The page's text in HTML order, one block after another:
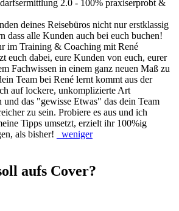
2.0 - 100% praxiserprobt &
deines Reisebüros nicht nur erstklassig
dass alle Kunden auch bei euch buchen!
im Training & Coaching mit René
euch dabei, eure Kunden von euch, eurer
Fachwissen in einem ganz neuen Maß zu
Team bei René lernt kommt aus der
auf lockere, unkomplizierte Art
und das "gewisse Etwas" das dein Team
zu sein. Probiere es aus und ich
Tipps umsetzt, erzielt ihr 100%ig
als bisher!
_weniger
aufs Cover?